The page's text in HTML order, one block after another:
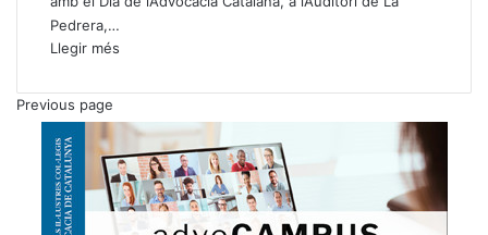
Pedrera,…
Llegir més
Previous page